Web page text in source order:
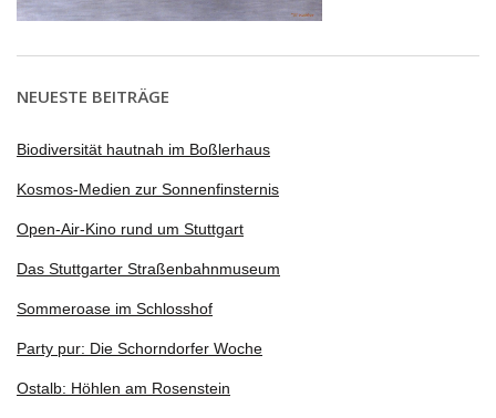
NEUESTE BEITRÄGE
Biodiversität hautnah im Boßlerhaus
Kosmos-Medien zur Sonnenfinsternis
Open-Air-Kino rund um Stuttgart
Das Stuttgarter Straßenbahnmuseum
Sommeroase im Schlosshof
Party pur: Die Schorndorfer Woche
Ostalb: Höhlen am Rosenstein